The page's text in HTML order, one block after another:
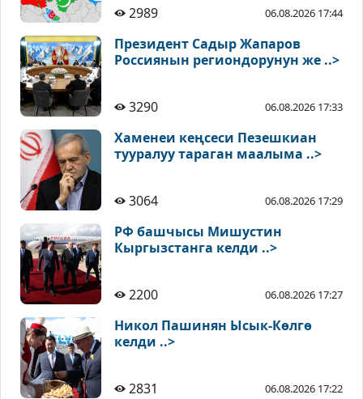
2989 06.08.2026 17:44
Президент Садыр Жапаров
Россиянын региондорунун же ..>
3290 06.08.2026 17:33
Хаменеи кеңсеси Пезешкиан
тууралуу тараган маалыма ..>
3064 06.08.2026 17:29
РФ башчысы Мишустин
Кыргызстанга келди ..>
2200 06.08.2026 17:27
Никол Пашинян Ысык-Көлгө
келди ..>
2831 06.08.2026 17:22